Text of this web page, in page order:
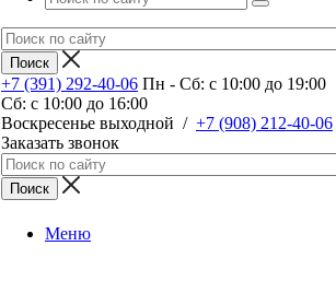
+7 (391) 292-40-06 Пн - Сб: c 10:00 до 19:00
Сб: c 10:00 до 16:00
​Воскресенье выходной / +7 (908) 212-40-06
Заказать звонок
Меню